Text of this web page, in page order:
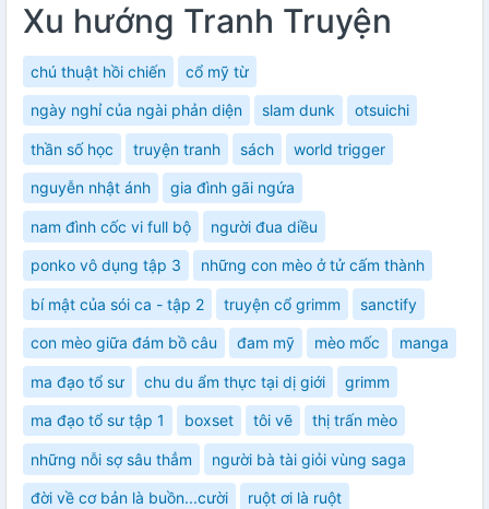
Xu hướng Tranh Truyện
chú thuật hồi chiến cổ mỹ từ
ngày nghỉ của ngài phản diện slam dunk otsuichi
thần số học truyện tranh sách world trigger
nguyễn nhật ánh gia đình gãi ngứa
nam đình cốc vi full bộ người đua diều
ponko vô dụng tập 3 những con mèo ở tử cấm thành
bí mật của sói ca - tập 2 truyện cổ grimm sanctify
con mèo giữa đám bồ câu đam mỹ mèo mốc manga
ma đạo tổ sư chu du ẩm thực tại dị giới grimm
ma đạo tổ sư tập 1 boxset tôi vẽ thị trấn mèo
những nỗi sợ sâu thẳm người bà tài giỏi vùng saga
đời về cơ bản là buồn...cười ruột ơi là ruột